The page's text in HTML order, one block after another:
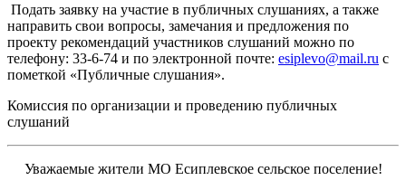
Подать заявку на участие в публичных слушаниях, а также
направить свои вопросы, замечания и предложения по
проекту рекомендаций участников слушаний можно по
телефону: 33-6-74 и по электронной почте: esiplevo@mail.ru с
пометкой «Публичные слушания».
Комиссия по организации и проведению публичных
слушаний
Уважаемые жители МО Есиплевское сельское поселение!